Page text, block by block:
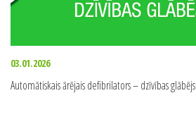
03.01.2026
Automātiskais ārējais defibrilators – dzīvības glābējs